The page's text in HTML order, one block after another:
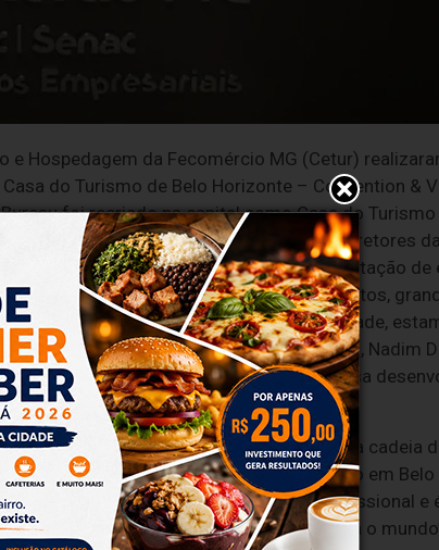
e Hospedagem da Fecomércio MG (Cetur)
do Turismo de Belo Horizonte – Convention &
foi recriado na capital como Casa do Turismo
presentes membros do Cetur e diretores
com a Casa de Turismo para a captação de
Horizonte precisa captar grandes eventos,
porte. Para revigorar essa visibilidade,
aponta o presidente da Fecomércio MG, Nadim
todo o apoio necessário para que possa
de eventos que colaboram com toda a cadeia
reconhecer a importância do turismo em
Gerais. “Com uma união duradoura, profissional e
podemos levar Belo Horizonte para o